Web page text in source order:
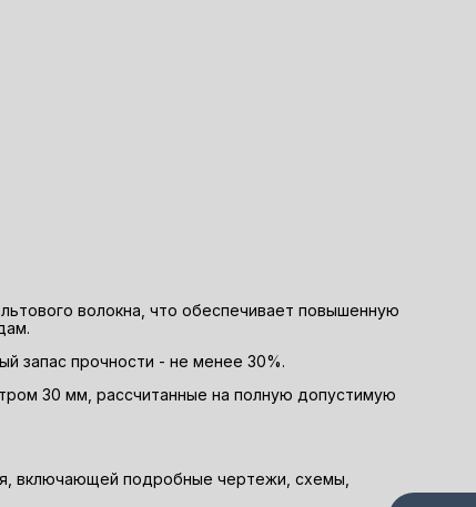
волокна, что обеспечивает повышенную
запас прочности - не менее 30%.
30 мм, рассчитанные на полную допустимую
включающей подробные чертежи, схемы,